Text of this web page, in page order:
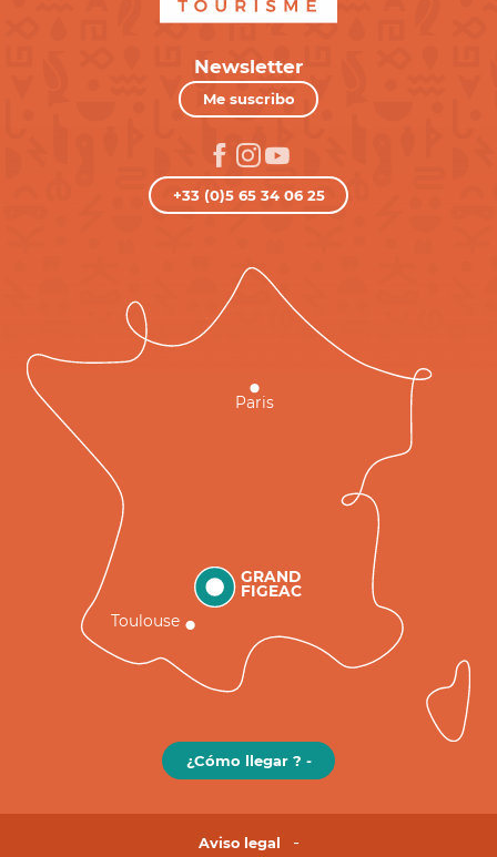
Newsletter
Me suscribo
+33 (0)5 65 34 06 25
GRAND
FIGEAC
Toulouse
Paris
¿Cómo llegar ? -
Aviso legal